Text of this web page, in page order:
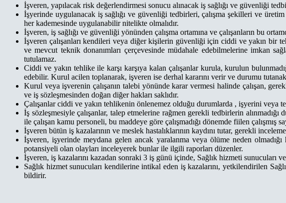
İşveren, yapılacak risk değerlendirmesi sonucu alınacak iş sağlığı ve güvenliği
İşyerinde uygulanacak iş sağlığı ve güvenliği tedbirleri, çalışma şekilleri ve
her kademesinde uygulanabilir nitelikte olmalıdır.
İşveren, iş sağlığı ve güvenliği yönünden çalışma ortamına ve çalışanların bu
İşveren çalışanları kendileri veya diğer kişilerin güvenliği için ciddi ve yakın bir
ve mevcut teknik donanımları çerçevesinde müdahale edebilmelerine imkan
tutulamaz.
Ciddi ve yakın tehlike ile karşı karşıya kalan çalışanlar kurula, kurulun
edebilir. Kurul acilen toplanarak, işveren ise derhal kararını verir ve durumu
Kurul veya işverenin çalışanın talebi yönünde karar vermesi halinde çalışan,
ve iş sözleşmesinden doğan diğer hakları saklıdır.
Çalışanlar ciddi ve yakın tehlikenin önlenemez olduğu durumlarda , işyerini veya
İş sözleşmesiyle çalışanlar, talep etmelerine rağmen gerekli tedbirlerin
ile çalışan kamu personeli, bu maddeye göre çalışmadığı dönemde fiilen çalışmış
İşveren bütün iş kazalarının ve meslek hastalıklarının kaydını tutar, gerekli
İşveren, işyerinde meydana gelen ancak yaralanma veya ölüme neden
potansiyeli olan olayları inceleyerek bunlar ile ilgili raporları düzenler.
İşveren, iş kazalarını kazadan sonraki 3 iş günü içinde, Sağlık hizmeti
Sağlık hizmet sunucuları kendilerine intikal eden iş kazalarını, yetkilendirilen
bildirir.